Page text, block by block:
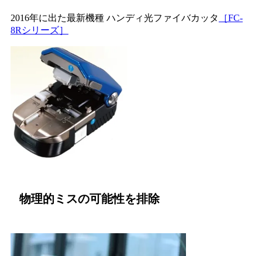
2016年に出た最新機種 ハンディ光ファイバカッタ
［FC-
8Rシリーズ］
物理的ミスの可能性を排除